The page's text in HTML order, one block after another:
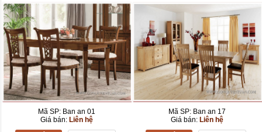
Mã SP: Ban an 01
Giá bán: Liên hệ
Mã SP: Ban an 17
Giá bán: Liên hệ